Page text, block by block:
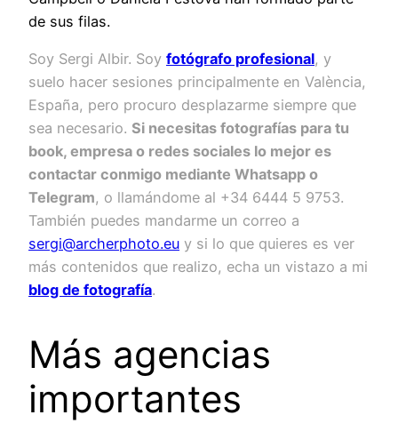
de sus filas.
Soy Sergi Albir. Soy fotógrafo profesional, y
suelo hacer sesiones principalmente en València,
España, pero procuro desplazarme siempre que
sea necesario. Si necesitas fotografías para tu
book, empresa o redes sociales lo mejor es
contactar conmigo mediante Whatsapp o
Telegram, o llamándome al +34 6444 5 9753.
También puedes mandarme un correo a
sergi@archerphoto.eu y si lo que quieres es ver
más contenidos que realizo, echa un vistazo a mi
blog de fotografía.
Más agencias
importantes